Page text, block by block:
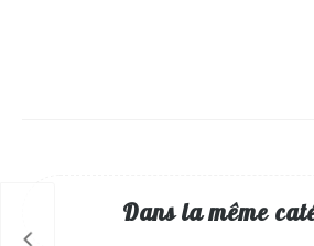
Dans la même